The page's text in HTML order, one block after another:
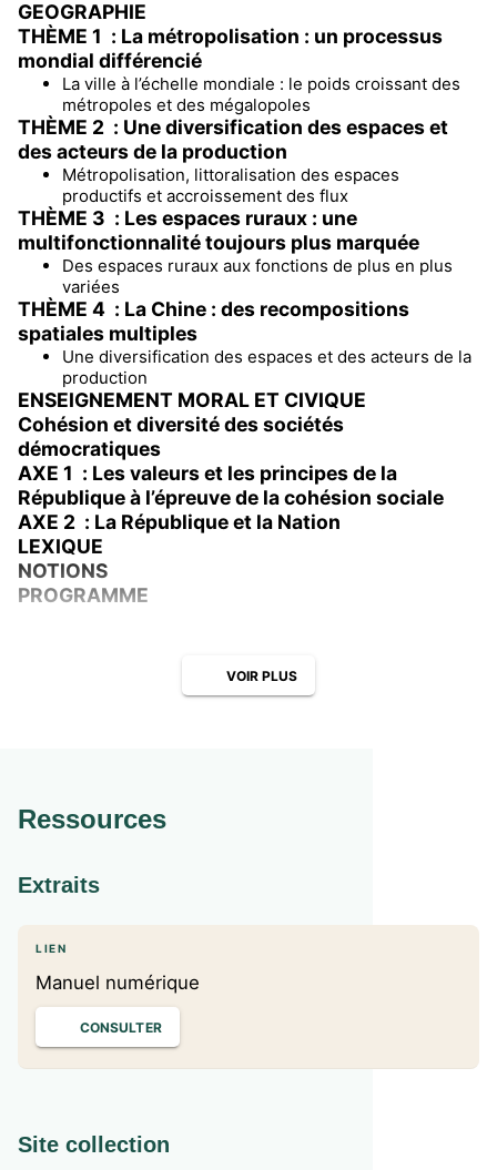
GEOGRAPHIE
THÈME 1 : La métropolisation : un processus
mondial différencié
La ville à l’échelle mondiale : le poids croissant des
métropoles et des mégalopoles
THÈME 2 : Une diversification des espaces et
des acteurs de la production
Métropolisation, littoralisation des espaces
productifs et accroissement des flux
THÈME 3 : Les espaces ruraux : une
multifonctionnalité toujours plus marquée
Des espaces ruraux aux fonctions de plus en plus
variées
THÈME 4 : La Chine : des recompositions
spatiales multiples
Une diversification des espaces et des acteurs de la
production
ENSEIGNEMENT MORAL ET CIVIQUE
Cohésion et diversité des sociétés
démocratiques
AXE 1 : Les valeurs et les principes de la
République à l’épreuve de la cohésion sociale
AXE 2 : La République et la Nation
LEXIQUE
NOTIONS
PROGRAMME
VOIR PLUS
Ressources
Extraits
LIEN
Manuel numérique
CONSULTER
Site collection